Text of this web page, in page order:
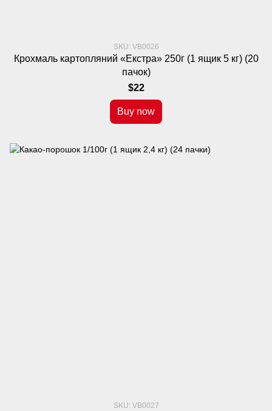
SKU: VB0026
Крохмаль картопляний «Екстра» 250г (1 ящик 5 кг) (20
пачок)
$22
Buy now
SKU: VB0027